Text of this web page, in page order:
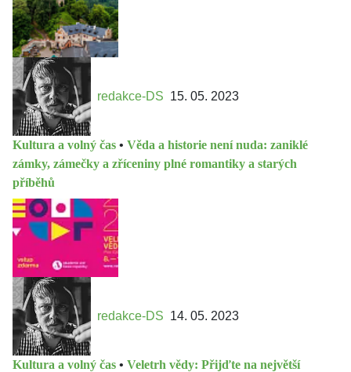
redakce-DS 15. 05. 2023
Kultura a volný čas • Věda a historie není nuda: zaniklé
zámky, zámečky a zříceniny plné romantiky a starých
příběhů
redakce-DS 14. 05. 2023
Kultura a volný čas • Veletrh vědy: Přijďte na největší